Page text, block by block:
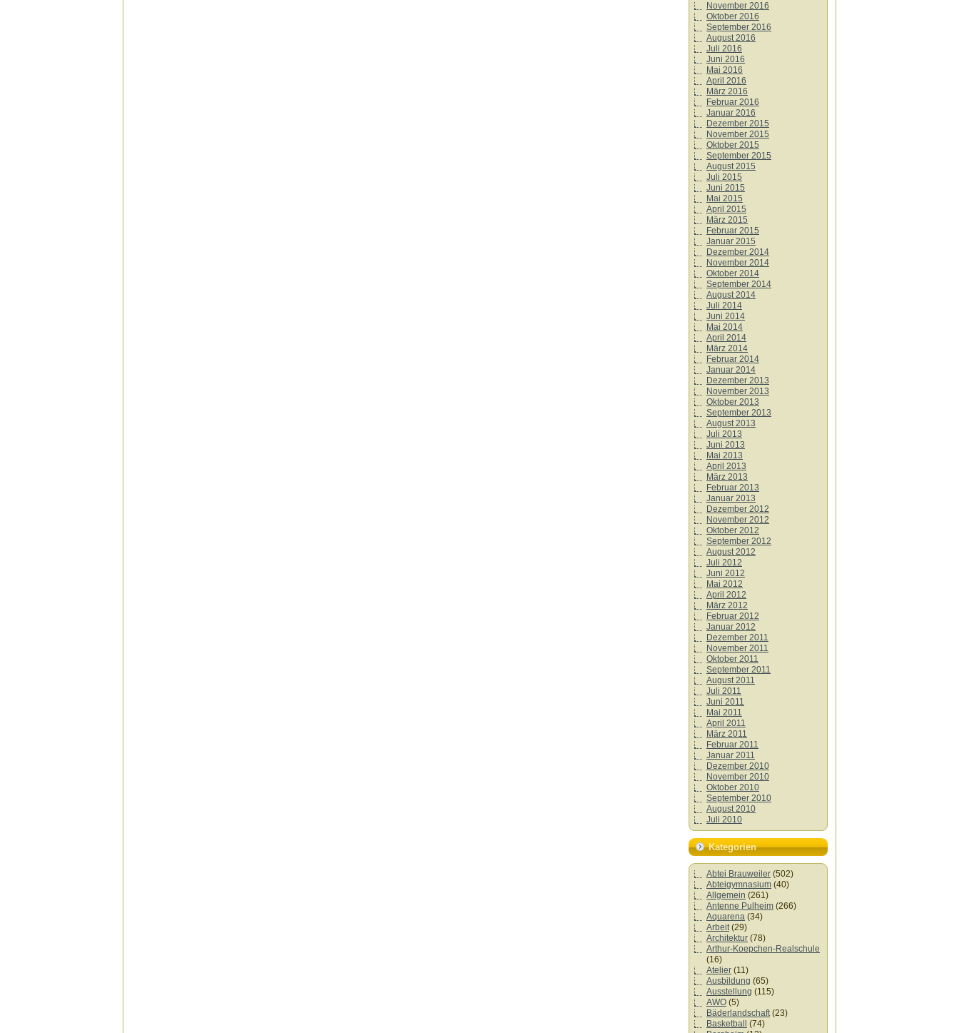
November 2016
Oktober 2016
September 2016
August 2016
Juli 2016
Juni 2016
Mai 2016
April 2016
März 2016
Februar 2016
Januar 2016
Dezember 2015
November 2015
Oktober 2015
September 2015
August 2015
Juli 2015
Juni 2015
Mai 2015
April 2015
März 2015
Februar 2015
Januar 2015
Dezember 2014
November 2014
Oktober 2014
September 2014
August 2014
Juli 2014
Juni 2014
Mai 2014
April 2014
März 2014
Februar 2014
Januar 2014
Dezember 2013
November 2013
Oktober 2013
September 2013
August 2013
Juli 2013
Juni 2013
Mai 2013
April 2013
März 2013
Februar 2013
Januar 2013
Dezember 2012
November 2012
Oktober 2012
September 2012
August 2012
Juli 2012
Juni 2012
Mai 2012
April 2012
März 2012
Februar 2012
Januar 2012
Dezember 2011
November 2011
Oktober 2011
September 2011
August 2011
Juli 2011
Juni 2011
Mai 2011
April 2011
März 2011
Februar 2011
Januar 2011
Dezember 2010
November 2010
Oktober 2010
September 2010
August 2010
Juli 2010
Kategorien
Abtei Brauweiler (502)
Abteigymnasium (40)
Allgemein (261)
Antenne Pulheim (266)
Aquarena (34)
Arbeit(29)
Architektur (78)
Arthur-Koepchen-Realschule
(16)
Atelier (11)
Ausbildung (65)
Ausstellung (115)
AWO (5)
Bäderlandschaft(23)
Basketball
(74)